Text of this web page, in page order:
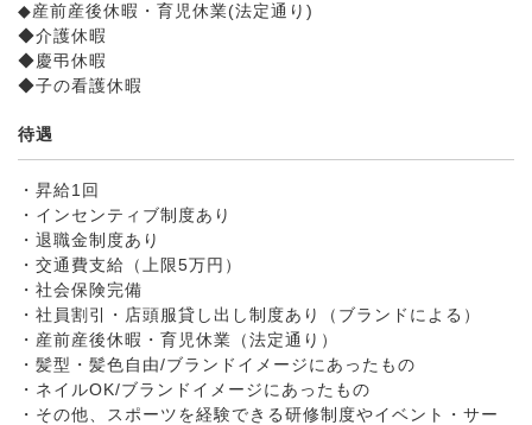
◆産前産後休暇・育児休業(法定通り)
◆介護休暇
◆慶弔休暇
◆子の看護休暇
待遇
・昇給1回
・インセンティブ制度あり
・退職金制度あり
・交通費支給（上限5万円）
・社会保険完備
・社員割引・店頭服貸し出し制度あり（ブランドによる）
・産前産後休暇・育児休業（法定通り）
・髪型・髪色自由/ブランドイメージにあったもの
・ネイルOK/ブランドイメージにあったもの
・その他、スポーツを経験できる研修制度やイベント・サー